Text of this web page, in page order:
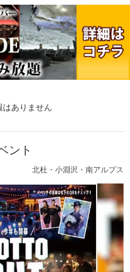
はありません
ント
北杜・小淵沢・南アルプス